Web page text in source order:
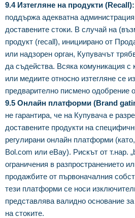
9.4 Изтегляне на продукти (Recall):
поддържа адекватна
доставените стоки. В случай на
продукт (recall), инициирано от
или надзорен орган, Купувачът
да съдейства. Всяка комуникация с
или медиите относно изтегляне се
предварително писмено одобрение
9.5 Онлайн платформи (Brand
не гарантира, че на Купувача е
доставените продукти на
регулирани онлайн платформи
Bol.com или eBay). Рискът от т.нар.
ограничения в разпространението
продажбите от първоначалния
тези платформи се носи
представлява валидно основание
на стоките.